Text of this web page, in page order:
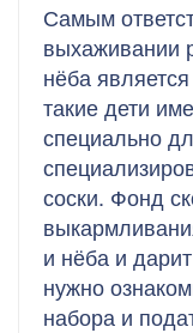
Самым
выхаживании
нёба
такие дети
специально
соски. Фонд
и нёба и
нужно
набора и